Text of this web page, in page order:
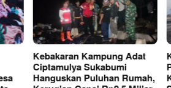
Kebakaran Kampung Adat
Ciptamulya Sukabumi
Hanguskan Puluhan Rumah,